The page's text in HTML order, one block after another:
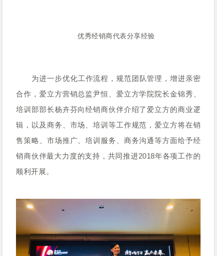
优秀经销商代表分享经验
为进一步优化工作流程，规范团队管理，增进亲密
合作，爱立方营销总监尹恒、 爱立方学院院长金锦秀、
培训部部长杨卉芬向经销商伙伴介绍了 爱立方的商业逻
辑，以及商务、市场、培训等工作规范，爱立方将在销
售策略、市场推广、培训服务、商务沟通等方面给予经
销商伙伴最大力度的支持，共同推进2018年各项工作的
顺利开展。